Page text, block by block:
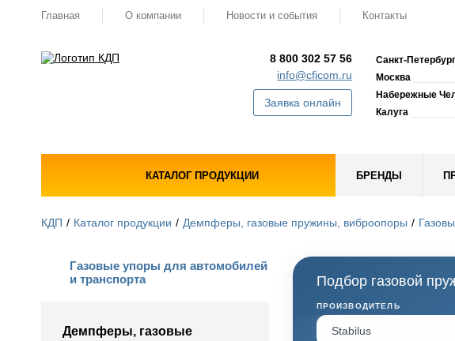
Главная О компании Новости и события Контакты
8 800 302 57 56
info@cficom.ru
Заявка онлайн
Санкт-Петербург
Москва
Набережные
Калуга
КАТАЛОГ ПРОДУКЦИИ БРЕНДЫ
КДП Каталог продукции Демпферы, газовые пружины, виброопоры
Газовые упоры для автомобилей
и транспорта
Демпферы, газовые
Подбор газовой
ПРОИЗВОДИТЕЛЬ